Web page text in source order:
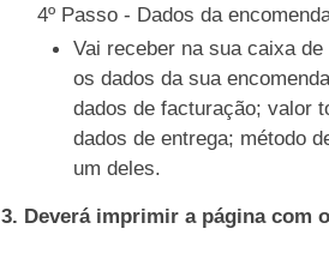
4º Passo - Dados da
Vai receber na sua caixa
os dados da sua
dados de facturação; valor
dados de entrega; método
um deles.
3. Deverá imprimir a página com